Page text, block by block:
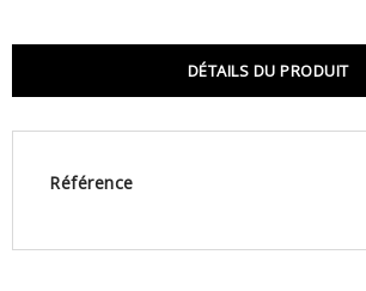
DÉTAILS DU PRODUIT
Référence